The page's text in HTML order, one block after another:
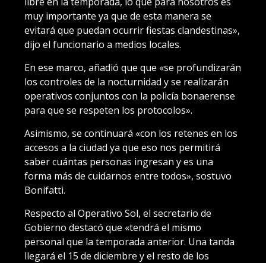
muy importante ya que de esta manera se
evitará que puedan ocurrir fiestas clandestinas»,
dijo el funcionario a medios locales.
En ese marco, añadió que que «se profundizarán
los controles de la nocturnidad y se realizarán
operativos conjuntos con la policía bonaerense
para que se respeten los protocolos».
Asimismo, se continuará «con los retenes en los
accesos a la ciudad ya que eso nos permitirá
saber cuántas personas ingresan y es una
forma más de cuidarnos entre todos», sostuvo
Bonifatti.
Respecto al Operativo Sol, el secretario de
Gobierno destacó que «tendrá el mismo
personal que la temporada anterior. Una tanda
llegará el 15 de diciembre y el resto de los